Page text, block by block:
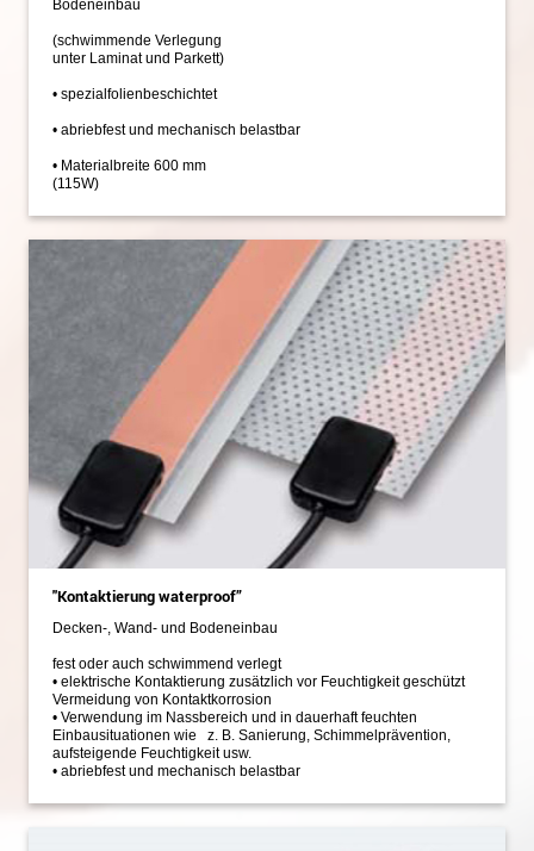
Bodeneinbau
(schwimmende Verlegung
unter Laminat und Parkett)
• spezialfolienbeschichtet
• abriebfest und mechanisch belastbar
• Materialbreite 600 mm
(115W)
"Kontaktierung waterproof”
Decken-, Wand- und Bodeneinbau
fest oder auch schwimmend verlegt
• elektrische Kontaktierung zusätzlich vor Feuchtigkeit geschützt
Vermeidung von Kontaktkorrosion
• Verwendung im Nassbereich und in dauerhaft feuchten
Einbausituationen wie z. B. Sanierung, Schimmelprävention,
aufsteigende Feuchtigkeit usw.
• abriebfest und mechanisch belastbar